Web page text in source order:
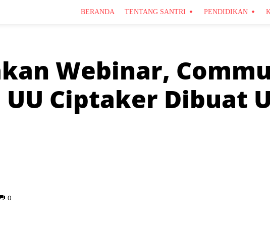
BERANDA TENTANG SANTRI PENDIDIKAN
Webinar,
Ciptaker Dibuat
0